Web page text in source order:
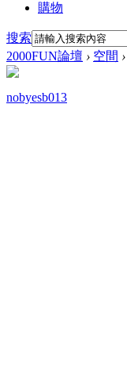
購物
搜索
2000FUN論壇 › 空間 ›
nobyesb013